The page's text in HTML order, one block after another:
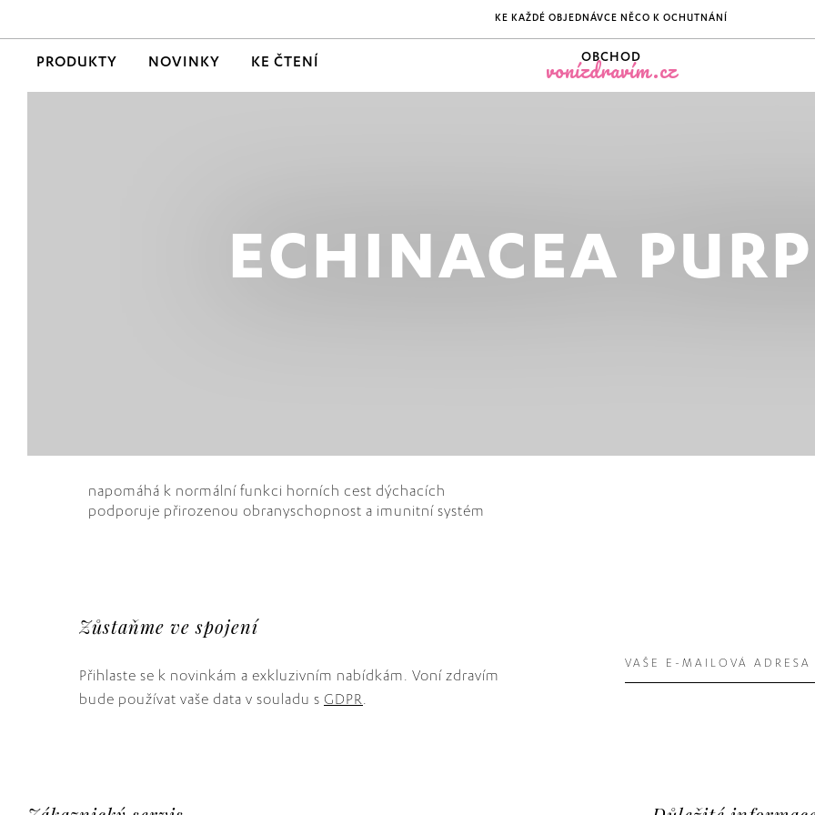
KE KAŽDÉ OBJEDNÁVCE NĚCO K OCHUTNÁNÍ
PRODUKTY NOVINKY KE ČTENÍ OBCHOD
vonízdravím.cz
ECHINACEA
napomáhá k normální funkci horních cest dýchacích
podporuje přirozenou obranyschopnost a imunitní systém
Zůstaňme ve spojení
Přihlaste se k novinkám a exkluzivním nabídkám. Voní zdravím
bude používat vaše data v souladu s GDPR.